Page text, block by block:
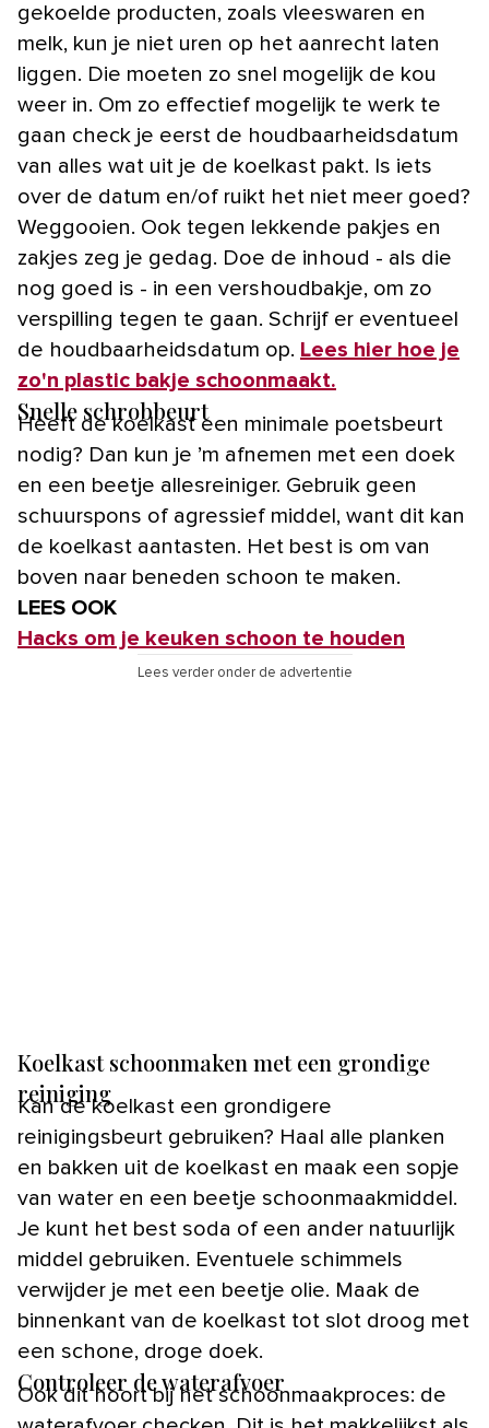
gekoelde producten, zoals vleeswaren en
melk, kun je niet uren op het aanrecht laten
liggen. Die moeten zo snel mogelijk de kou
weer in. Om zo effectief mogelijk te werk te
gaan check je eerst de houdbaarheidsdatum
van alles wat uit je de koelkast pakt. Is iets
over de datum en/of ruikt het niet meer goed?
Weggooien. Ook tegen lekkende pakjes en
zakjes zeg je gedag. Doe de inhoud - als die
nog goed is - in een vershoudbakje, om zo
verspilling tegen te gaan. Schrijf er eventueel
de houdbaarheidsdatum op. Lees hier hoe je
zo'n plastic bakje schoonmaakt.
Snelle schrobbeurt
Heeft de koelkast een minimale poetsbeurt
nodig? Dan kun je ’m afnemen met een doek
en een beetje allesreiniger. Gebruik geen
schuurspons of agressief middel, want dit kan
de koelkast aantasten. Het best is om van
boven naar beneden schoon te maken.
LEES OOK
Hacks om je keuken schoon te houden
Lees verder onder de advertentie
Koelkast schoonmaken met een grondige
reiniging
Kan de koelkast een grondigere
reinigingsbeurt gebruiken? Haal alle planken
en bakken uit de koelkast en maak een sopje
van water en een beetje schoonmaakmiddel.
Je kunt het best soda of een ander natuurlijk
middel gebruiken. Eventuele schimmels
verwijder je met een beetje olie. Maak de
binnenkant van de koelkast tot slot droog met
een schone, droge doek.
Controleer de waterafvoer
Ook dit hoort bij het schoonmaakproces: de